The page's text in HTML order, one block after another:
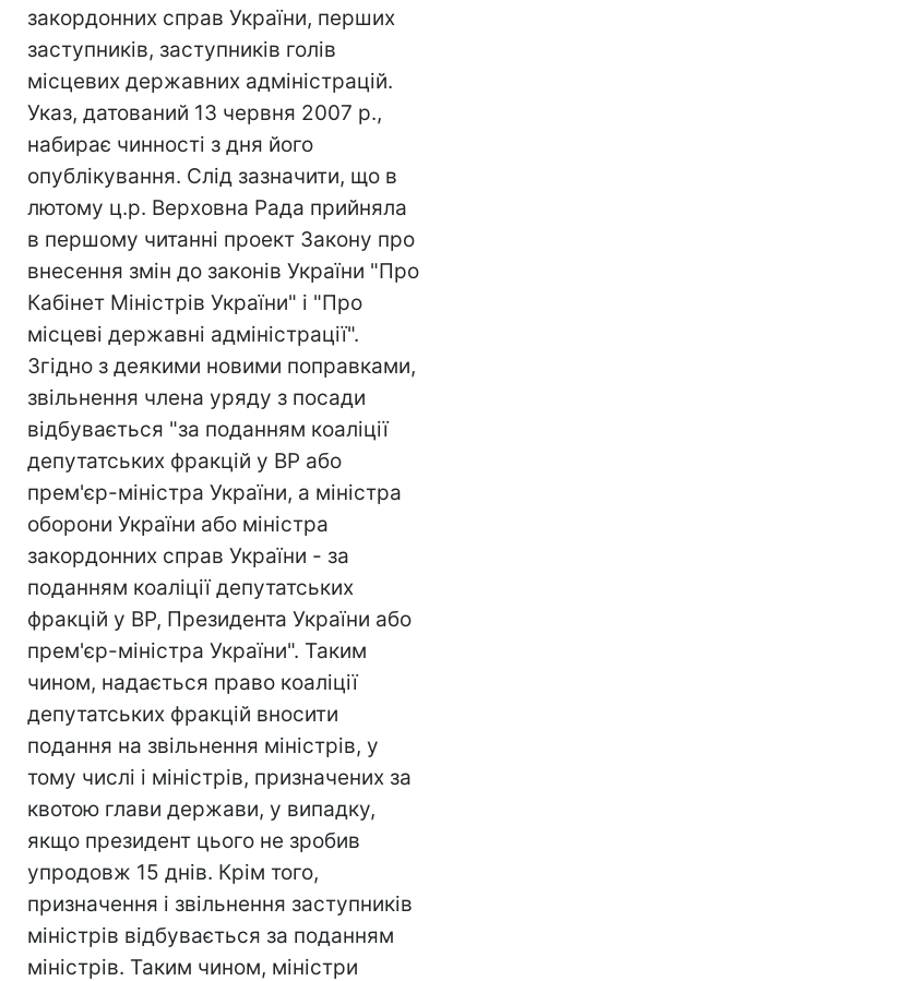
закордонних справ України, перших
заступників, заступників голів
місцевих державних адміністрацій.
Указ, датований 13 червня 2007 р.,
набирає чинності з дня його
опублікування. Слід зазначити, що в
лютому ц.р. Верховна Рада прийняла
в першому читанні проект Закону про
внесення змін до законів України "Про
Кабінет Міністрів України" і "Про
місцеві державні адміністрації".
Згідно з деякими новими поправками,
звільнення члена уряду з посади
відбувається "за поданням коаліції
депутатських фракцій у ВР або
прем'єр-міністра України, а міністра
оборони України або міністра
закордонних справ України - за
поданням коаліції депутатських
фракцій у ВР, Президента України або
прем'єр-міністра України". Таким
чином, надається право коаліції
депутатських фракцій вносити
подання на звільнення міністрів, у
тому числі і міністрів, призначених за
квотою глави держави, у випадку,
якщо президент цього не зробив
упродовж 15 днів. Крім того,
призначення і звільнення заступників
міністрів відбувається за поданням
міністрів. Таким чином, міністри